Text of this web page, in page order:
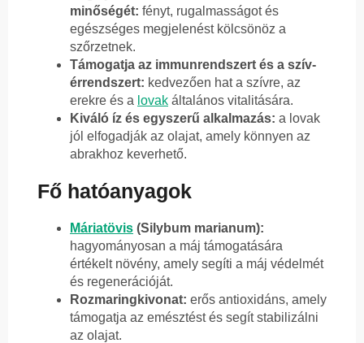
minőségét: fényt, rugalmasságot és
egészséges megjelenést kölcsönöz a
szőrzetnek.
Támogatja az immunrendszert és a szív-
érrendszert: kedvezően hat a szívre, az
erekre és a lovak általános vitalitására.
Kiváló íz és egyszerű alkalmazás: a lovak
jól elfogadják az olajat, amely könnyen az
abrakhoz keverhető.
Fő hatóanyagok
Máriatövis (Silybum marianum):
hagyományosan a máj támogatására
értékelt növény, amely segíti a máj védelmét
és regenerációját.
Rozmaringkivonat: erős antioxidáns, amely
támogatja az emésztést és segít stabilizálni
az olajat.